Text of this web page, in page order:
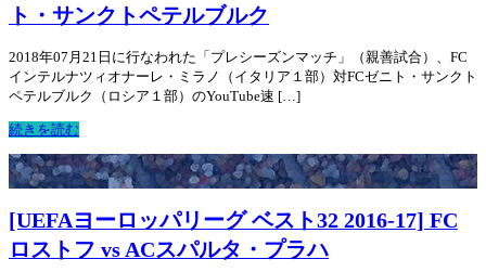
ト・サンクトペテルブルク
2018年07月21日に行なわれた「プレシーズンマッチ」（親善試合）、FC
インテルナツィオナーレ・ミラノ（イタリア１部）対FCゼニト・サンクト
ペテルブルク（ロシア１部）のYouTube速 […]
続きを読む
[UEFAヨーロッパリーグ ベスト32 2016-17] FC
ロストフ vs ACスパルタ・プラハ